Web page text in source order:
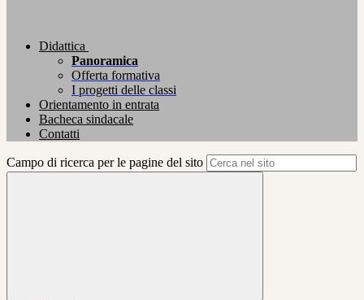
Didattica
Panoramica
Offerta formativa
I progetti delle classi
Orientamento in entrata
Bacheca sindacale
Contatti
Campo di ricerca per le pagine del sito